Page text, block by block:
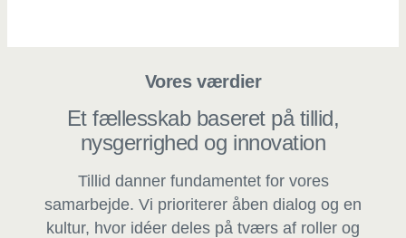
Vores værdier
Et fællesskab baseret på tillid,
nysgerrighed og innovation
Tillid danner fundamentet for vores
samarbejde. Vi prioriterer åben dialog og en
kultur, hvor idéer deles på tværs af roller og